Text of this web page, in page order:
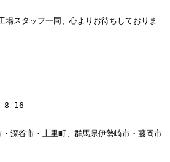
場スタッフ一同、心よりお待ちしておりま
8-16
深谷市・上里町、群馬県伊勢崎市・藤岡市